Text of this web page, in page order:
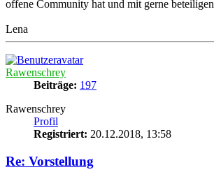
offene Community hat und mit gerne beteiligen
Lena
Nach
oben
Rawenschrey
Beiträge: 197
Rawenschrey
Profil
Registriert: 20.12.2018, 13:58
Re: Vorstellung